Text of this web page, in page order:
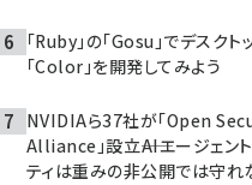
「Ruby」の「Gosu」でデスク
「Color」を開発してみよう
NVIDIAら37社が「Open
Alliance」設立――AIエージェン
ティは重みの非公開では守れ